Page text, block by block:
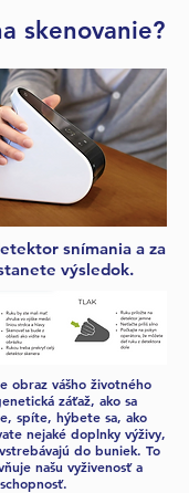
skenovanie?
snímania a za
výsledok.
obraz vášho životného
záťaž, ako sa
spíte, hýbete sa, ako
nejaké doplnky výživy,
do buniek. To
našu vyživenosť a